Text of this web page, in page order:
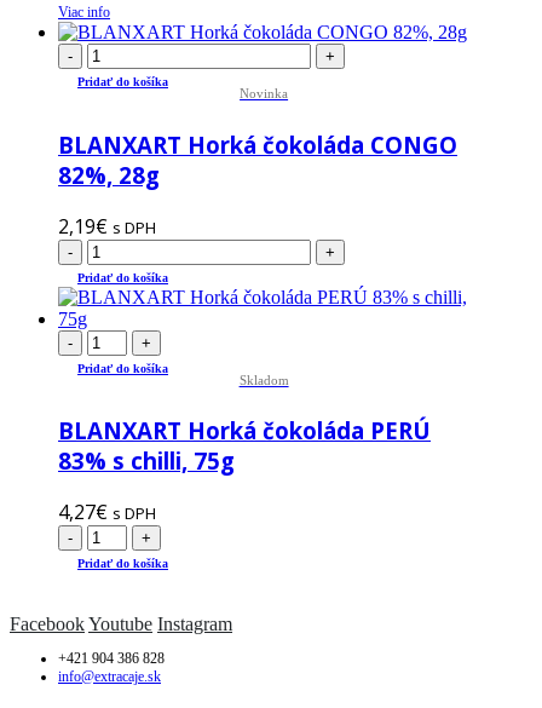
Viac info
- +
Pridať do košíka
Novinka
BLANXART Horká čokoláda CONGO
82%, 28g
2,19€ s DPH
- +
Pridať do košíka
- +
Pridať do košíka
Skladom
BLANXART Horká čokoláda PERÚ
83% s chilli, 75g
4,27€ s DPH
- +
Pridať do košíka
FacebookYoutube Instagram
+421 904 386 828
info@extracaje.sk